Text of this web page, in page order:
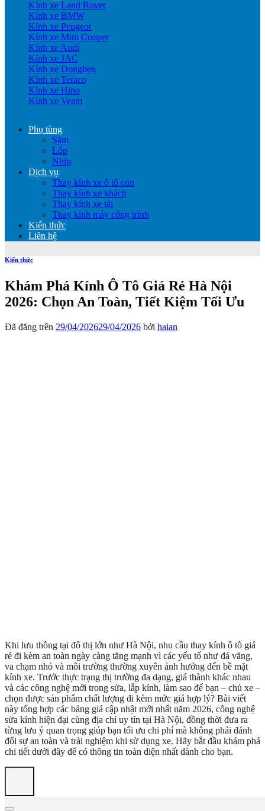
Kính xe Land Rover
Kính xe BMW
Kính xe Peugeot
Kính xe Mini Cooper
Kính xe Audi
Kính xe JAC
Kính xe Dongben
Kính xe Teraco
Kính xe Hino
Kính xe Veam
Phụ tùng
Săm
Lốp
Nhíp
Dịch vụ
Thay kính xe ô tô con
Thay kính xe khách
Thay kính xe tải
Thay kính máy công trình
Kiến thức
Liên hệ
Kiến thức
Khám Phá Kính Ô Tô Giá Rẻ Hà Nội
2026: Chọn An Toàn, Tiết Kiệm Tối Ưu
Đã đăng trên 29/04/202629/04/2026 bởi haian
Khi lưu thông tại đô thị lớn như Hà Nội, nhu cầu thay kính ô tô giá
rẻ đi kèm an toàn ngày càng tăng mạnh vì các yếu tố như đá văng,
va chạm nhỏ và môi trường thường xuyên ảnh hưởng đến bề mặt
kính xe. Trước thực trạng thị trường đa dạng, giá thành khác nhau
và các công nghệ mới trong sửa, lắp kính, làm sao để bạn – chủ xe –
chọn được sản phẩm chất lượng đi kèm mức giá hợp lý? Bài viết
này tổng hợp các bảng giá cập nhật mới nhất năm 2026, công nghệ
sửa kính hiện đại cùng địa chỉ uy tín tại Hà Nội, đồng thời đưa ra
từng lưu ý quan trọng giúp bạn tối ưu chi phí mà không phải đánh
đổi sự an toàn và trải nghiệm khi sử dụng xe. Hãy bắt đầu khám phá
chi tiết dưới đây để có thông tin toàn diện nhất dành cho bạn.